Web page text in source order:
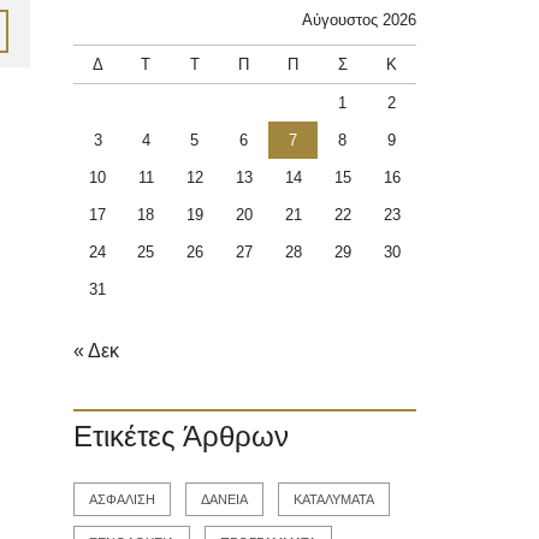
Αύγουστος 2026
Δ Τ Τ Π Π Σ Κ
1 2
3 4 5 6 7 8 9
10 11 12 13 14 15 16
17 18 19 20 21 22 23
24 25 26 27 28 29 30
31
« Δεκ
Ετικέτες Άρθρων
ΑΣΦΑΛΙΣΗ ΔΑΝΕΙΑ ΚΑΤΑΛΥΜΑΤΑ